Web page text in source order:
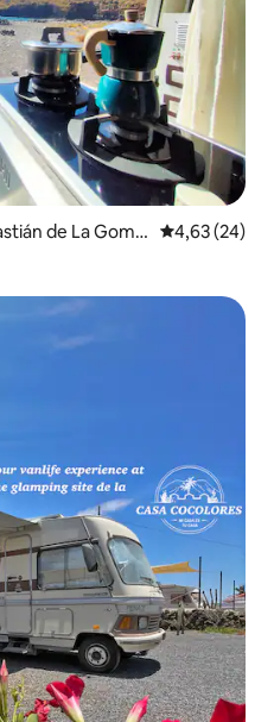
de La Gome
Gemiddelde
4,63 (24)